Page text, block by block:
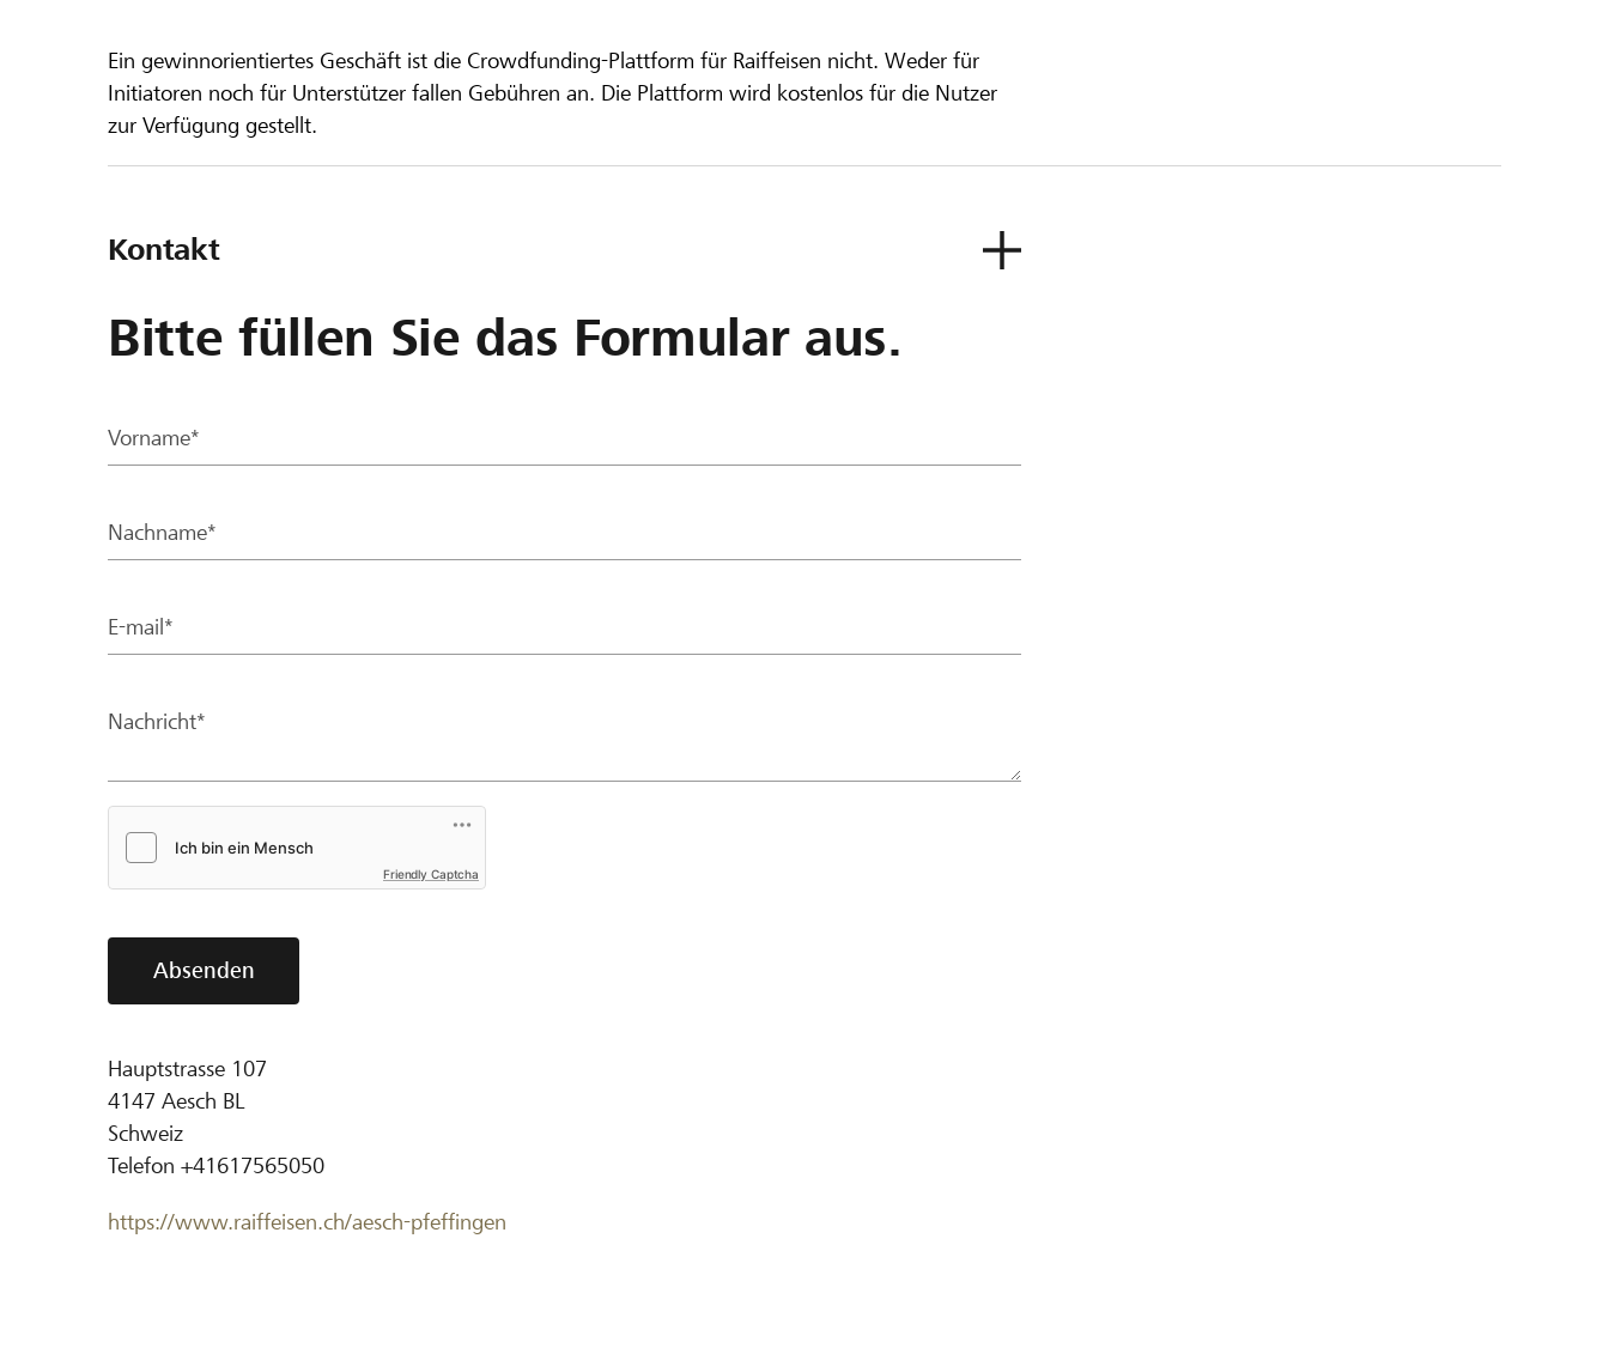
Ein gewinnorientiertes Geschäft ist die Crowdfunding-Plattform für Raiffeisen nicht. Weder für
Initiatoren noch für Unterstützer fallen Gebühren an. Die Plattform wird kostenlos für die Nutzer
zur Verfügung gestellt.
Kontakt
Bitte füllen Sie das Formular aus.
Vorname*
Nachname*
E-mail*
Nachricht*
Friendly Captcha
Absenden
Hauptstrasse 107
4147 Aesch BL
Schweiz
Telefon +41617565050
https://www.raiffeisen.ch/aesch-pfeffingen